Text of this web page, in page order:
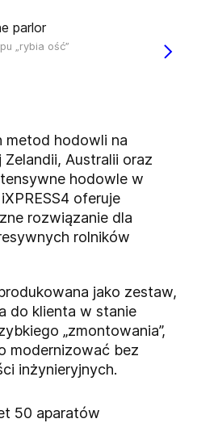
„rybia ość”
metod hodowli na
Australii oraz
hodowle w
oferuje
rozwiązanie dla
rolników
jako zestaw,
do klienta w stanie
„zmontowania”,
modernizować bez
inżynieryjnych.
50 aparatów